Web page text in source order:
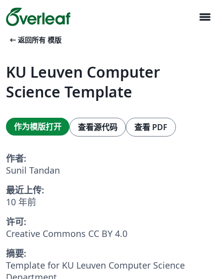
menu
arrow_left_alt 返回所有 模版
KU Leuven Computer
Science Template
作为模版打开 查看源代码 查看 PDF
作者:
Sunil Tandan
最近上传:
10 年前
许可:
Creative Commons CC BY 4.0
摘要:
Template for KU Leuven Computer Science